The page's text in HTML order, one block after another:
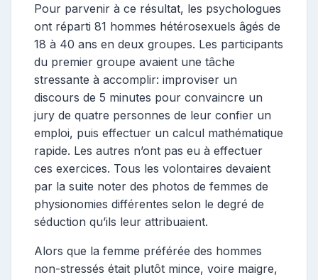
Pour parvenir à ce résultat, les psychologues
ont réparti 81 hommes hétérosexuels âgés de
18 à 40 ans en deux groupes. Les participants
du premier groupe avaient une tâche
stressante à accomplir: improviser un
discours de 5 minutes pour convaincre un
jury de quatre personnes de leur confier un
emploi, puis effectuer un calcul mathématique
rapide. Les autres n’ont pas eu à effectuer
ces exercices. Tous les volontaires devaient
par la suite noter des photos de femmes de
physionomies différentes selon le degré de
séduction qu’ils leur attribuaient.
Alors que la femme préférée des hommes
non-stressés était plutôt mince, voire maigre,